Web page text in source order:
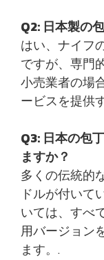
Q2: 日本製の
はい、ナイフ
ですが、専門
小売業者の場
ービスを提供
Q3: 日本の包
ますか？
多くの伝統的
ドルが付いて
いては、すべ
用バージョン
ます。.